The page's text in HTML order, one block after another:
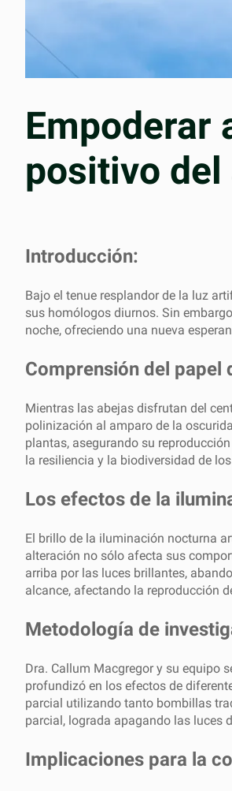
Empoderar
positivo del
Introducción:
Bajo el tenue resplandor de la luz
sus homólogos diurnos. Sin
noche, ofreciendo una nueva
Comprensión del papel
Mientras las abejas disfrutan del
polinización al amparo de la
plantas, asegurando su
la resiliencia y la biodiversidad de
Los efectos de la
El brillo de la iluminación nocturna
alteración no sólo afecta sus
arriba por las luces brillantes,
alcance, afectando la reproducción
Metodología de
Dra. Callum Macgregor y su equipo
profundizó en los efectos de
parcial utilizando tanto bombillas
parcial, lograda apagando las luces
Implicaciones para la